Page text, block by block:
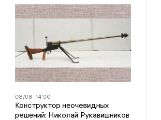
08/08 14:00
Конструктор неочевидных
решений: Николай Рукавишников